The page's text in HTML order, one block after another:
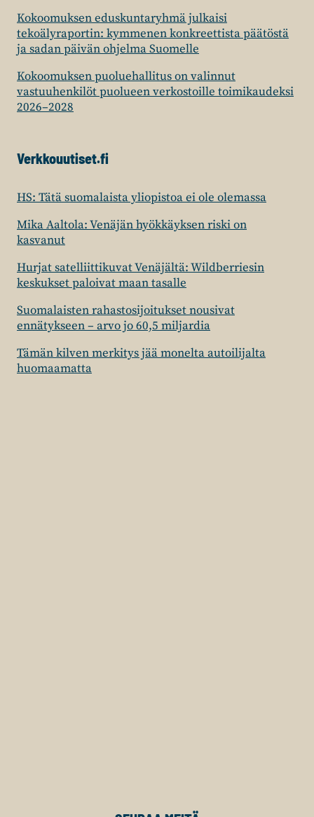
Kokoomuksen eduskuntaryhmä julkaisi
tekoälyraportin: kymmenen konkreettista päätöstä
ja sadan päivän ohjelma Suomelle
Kokoomuksen puoluehallitus on valinnut
vastuuhenkilöt puolueen verkostoille toimikaudeksi
2026–2028
Verkkouutiset.fi
HS: Tätä suomalaista yliopistoa ei ole olemassa
Mika Aaltola: Venäjän hyökkäyksen riski on
kasvanut
Hurjat satelliittikuvat Venäjältä: Wildberriesin
keskukset paloivat maan tasalle
Suomalaisten rahastosijoitukset nousivat
ennätykseen – arvo jo 60,5 miljardia
Tämän kilven merkitys jää monelta autoilijalta
huomaamatta